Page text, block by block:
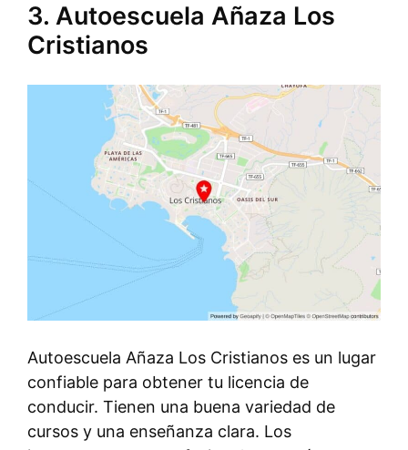
3. Autoescuela Añaza Los
Cristianos
Autoescuela Añaza Los Cristianos es un lugar
confiable para obtener tu licencia de
conducir. Tienen una buena variedad de
cursos y una enseñanza clara. Los